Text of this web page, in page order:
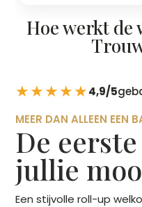
Hoe werkt de
★★★★★4,9/5
MEER DAN ALLEEN EEN
De
jullie
Een stijvolle roll-up